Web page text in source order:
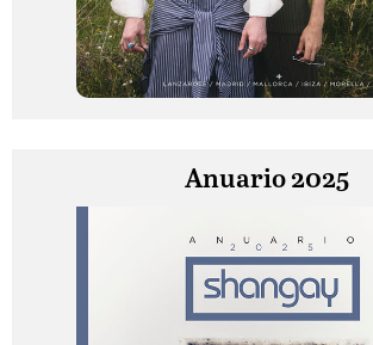
Anuario 2025